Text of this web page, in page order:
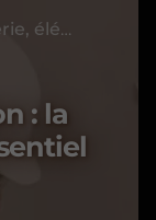
Rénovation de maison : la plâtrerie, élément essentiel d’un intérieur réussi
: la